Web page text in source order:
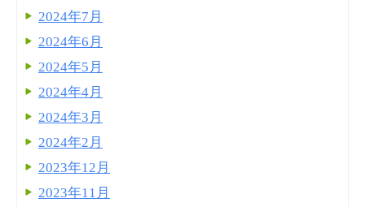
2024年7月
2024年6月
2024年5月
2024年4月
2024年3月
2024年2月
2023年12月
2023年11月